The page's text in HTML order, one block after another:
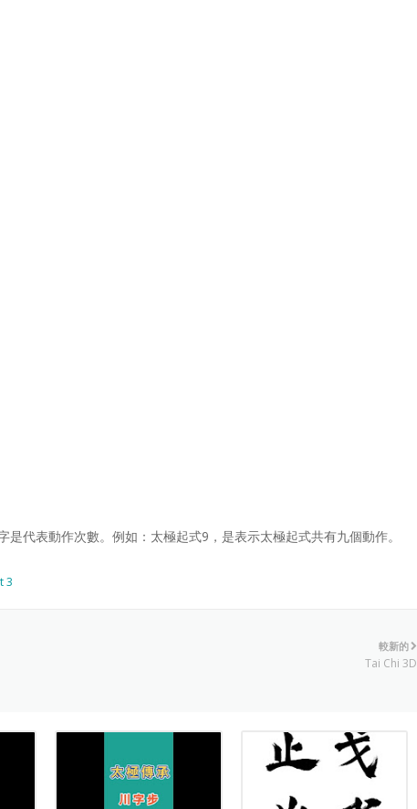
是代表動作次數。例如：太極起式9，是表示太極起式共有九個動作。
3
較新的
Tai Chi 3D